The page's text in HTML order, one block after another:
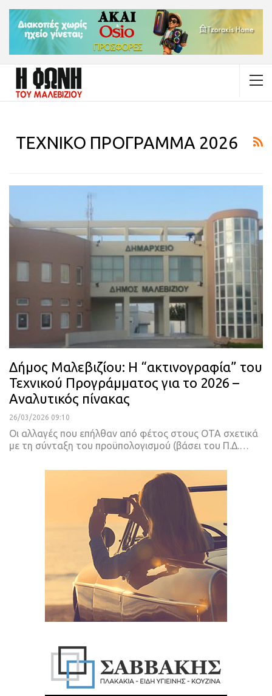
ΤΕΧΝΙΚΟ ΠΡΟΓΡΑΜΜΑ 2026
Δήμος Μαλεβιζίου: Η “ακτινογραφία” του
Τεχνικού Προγράμματος για το 2026 –
Αναλυτικός πίνακας
26/03/2026 09:10
Οι αλλαγές που επήλθαν από φέτος στους ΟΤΑ σχετικά
με τη σύνταξη του προϋπολογισμού (βάσει του Π.Δ.…